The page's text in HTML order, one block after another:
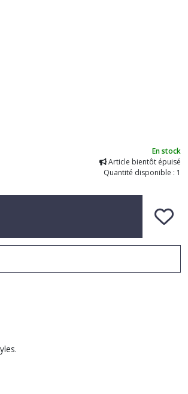
En stock
Article bientôt épuisé
Quantité disponible : 1